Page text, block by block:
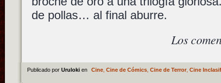
de pollas… al final aburre.
Los
Publicado por Uruloki en Cine, Cine de Cómics, Cine de Terror, Cine